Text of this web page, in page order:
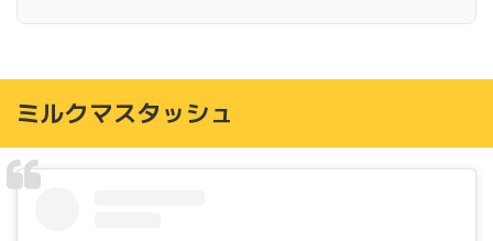
ミルクマスタッシュ